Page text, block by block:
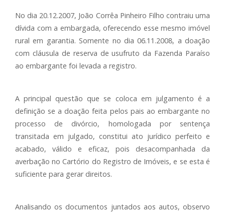
No dia 20.12.2007, João Corrêa Pinheiro Filho contraiu uma
dívida com a embargada, oferecendo esse mesmo imóvel
rural em garantia. Somente no dia 06.11.2008, a doação
com cláusula de reserva de usufruto da Fazenda Paraíso
ao embargante foi levada a registro.
A principal questão que se coloca em julgamento é a
definição se a doação feita pelos pais ao embargante no
processo de divórcio, homologada por sentença
transitada em julgado, constitui ato jurídico perfeito e
acabado, válido e eficaz, pois desacompanhada da
averbação no Cartório do Registro de Imóveis, e se esta é
suficiente para gerar direitos.
Analisando os documentos juntados aos autos, observo